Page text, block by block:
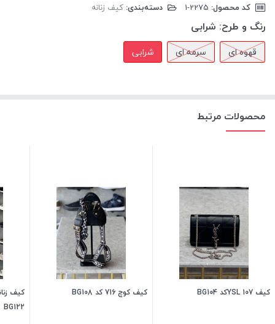
کد محصول: دسته‌بندی: کیف زنانه
رنگ و طرح: شرابی
قهوه ای سرمه ای شرابی
محصولات مرتبط
کیف YSL 107کد BG104 کیف کوچ 716 کد BG108
BG122